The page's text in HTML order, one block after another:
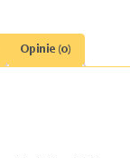
Opinie (0)